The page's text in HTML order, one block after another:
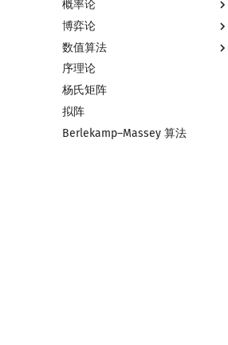
数论分块
狄利克雷卷积
莫比乌斯反演
杜教筛
Powerful Number 筛
Min_25 筛
洲阁筛
内积和外积
矩阵
初等变换
行列式
线性空间
线性基
线性映射
单纯形法
基本概念
群论
环论
域论
Schreier–Sims 算法
概率论
基本概念
条件概率与独立性
随机变量
随机变量的数字特征
概率不等式
博弈论
博弈论简介
公平组合游戏
零和游戏
非公平组合游戏
数值算法
插值
数值积分
高斯消元
牛顿迭代法
序理论
杨氏矩阵
拟阵
Berlekamp–Massey 算法